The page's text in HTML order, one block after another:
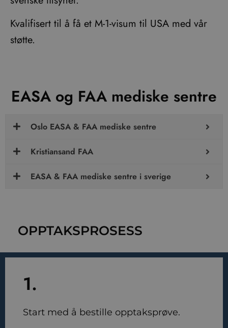
Kvalifisert til å få et M-1-visum til USA med vår
støtte.
EASA og FAA mediske sentre
Oslo EASA & FAA mediske sentre
Kristiansand FAA
EASA & FAA mediske sentre i sverige
OPPTAKSPROSESS
1.
Start med å bestille opptaksprøve.